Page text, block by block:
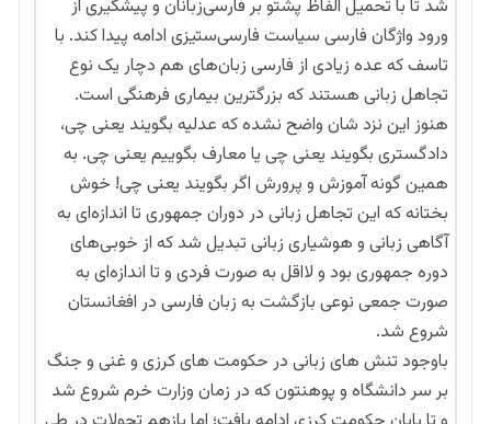
شد تا با تحمیل الفاظ پشتو بر فارسی‌زبانان و پیشگیری از
ورود واژگان فارسی سیاست فارسی‌ستیزی ادامه پیدا کند. با
تاسف که عده زیادی از فارسی زبان‌های هم دچار یک نوع
تجاهل زبانی هستند که بزرگترین بیماری فرهنگی است.
هنوز این نزد شان واضح نشده که عدلیه بگویند یعنی چی،
دادگستری بگویند یعنی چی یا معارف بگوییم یعنی چی. به
همین گونه آموزش و پرورش اگر بگویند یعنی چی! خوش
بختانه که این تجاهل زبانی در دوران جمهوری تا اندازه‌ای به
آگاهی زبانی و هوشیاری زبانی تبدیل شد که از خوبی‌های
دوره جمهوری بود و لااقل به صورت فردی و تا اندازه‌ای به
صورت جمعی نوعی بازگشت به زبان فارسی در افغانستان
شروع شد.
باوجود تنش های زبانی در حکومت های کرزی و غنی و جنگ
بر سر دانشگاه و پوهنتون که در زمان وزارت خرم شروع شد